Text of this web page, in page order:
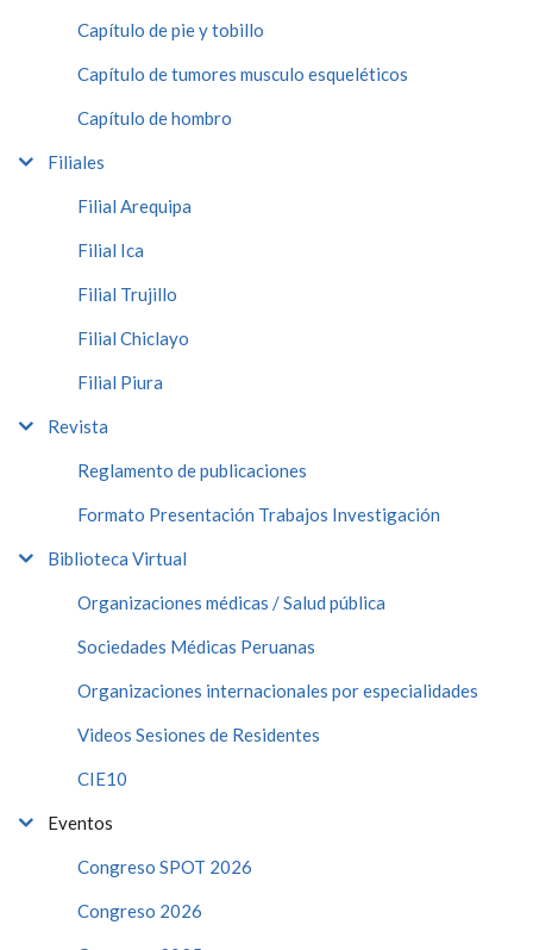
Capítulo de pie y tobillo
Capítulo de tumores musculo esqueléticos
Capítulo de hombro
Filiales
Filial Arequipa
Filial Ica
Filial Trujillo
Filial Chiclayo
Filial Piura
Revista
Reglamento de publicaciones
Formato Presentación Trabajos Investigación
Biblioteca Virtual
Organizaciones médicas / Salud pública
Sociedades Médicas Peruanas
Organizaciones internacionales por especialidades
Videos Sesiones de Residentes
CIE10
Eventos
Congreso SPOT 2026
Congreso 2026